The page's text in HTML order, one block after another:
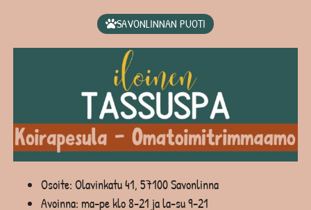
SAVONLINNAN PUOTI
Osoite: Olavinkatu 41, 57100 Savonlinna
Avoinna: ma-pe klo 8-21 ja la-su 9-21